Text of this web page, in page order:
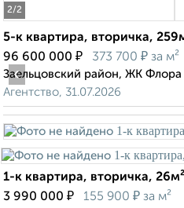
2/2
5-к квартира, вторичка,
96 600 000 ₽ 373 700 ₽ за м²
Заельцовский район, ЖК
Агентство, 31.07.2026
‹
1-к квартира, вторичка,
3 990 000 ₽ 155 900 ₽ за м²